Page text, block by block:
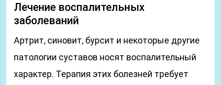
Лечение воспалительных
заболеваний
Артрит, синовит, бурсит и некоторые другие
патологии суставов носят воспалительный
характер. Терапия этих болезней требует